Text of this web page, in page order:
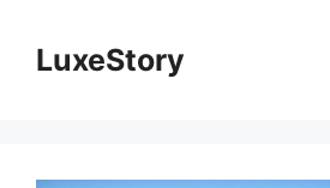
contenuLuxeStory